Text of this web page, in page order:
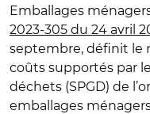
Emballages
2023-305 du 24 avril
septembre, définit le
coûts supportés par
déchets (SPGD) de
emballages